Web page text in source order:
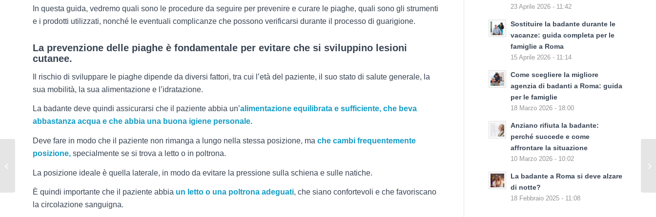
In questa guida, vedremo quali sono le procedure da seguire per prevenire e curare le piaghe, quali sono gli strumenti
e i prodotti utilizzati, nonché le eventuali complicanze che possono verificarsi durante il processo di guarigione.
La prevenzione delle piaghe è fondamentale per evitare che si sviluppino lesioni
cutanee.
Il rischio di sviluppare le piaghe dipende da diversi fattori, tra cui l’età del paziente, il suo stato di salute generale, la
sua mobilità, la sua alimentazione e l’idratazione.
La badante deve quindi assicurarsi che il paziente abbia un’alimentazione equilibrata e sufficiente, che beva
abbastanza acqua e che abbia una buona igiene personale.
Deve fare in modo che il paziente non rimanga a lungo nella stessa posizione, ma che cambi frequentemente
posizione, specialmente se si trova a letto o in poltrona.
La posizione ideale è quella laterale, in modo da evitare la pressione sulla schiena e sulle natiche.
È quindi importante che il paziente abbia un letto o una poltrona adeguati, che siano confortevoli e che favoriscano
la circolazione sanguigna.
23 Aprile 2026 - 11:42
Sostituire la badante durante le
vacanze: guida completa per le
famiglie a Roma
15 Aprile 2026 - 11:14
Come scegliere la migliore
agenzia di badanti a Roma: guida
per le famiglie
18 Marzo 2026 - 18:00
Anziano rifiuta la badante:
perché succede e come
affrontare la situazione
10 Marzo 2026 - 10:02
La badante a Roma si deve alzare
di notte?
18 Febbraio 2025 - 11:08
Il Manuale della
Anziani e la Tecnologia